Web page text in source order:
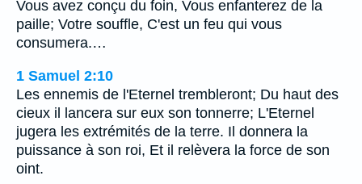
Vous avez conçu du foin, Vous enfanterez de la
paille; Votre souffle, C'est un feu qui vous
consumera.…
1 Samuel 2:10
Les ennemis de l'Eternel trembleront; Du haut des
cieux il lancera sur eux son tonnerre; L'Eternel
jugera les extrémités de la terre. Il donnera la
puissance à son roi, Et il relèvera la force de son
oint.